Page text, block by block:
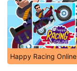
Happy Racing Online